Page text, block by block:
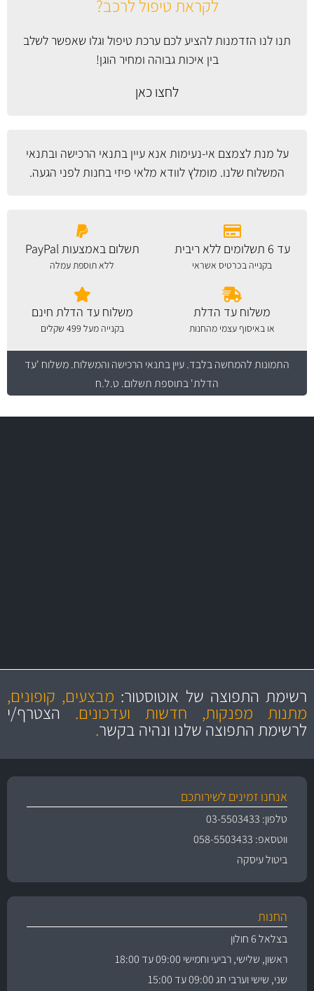
לקראת טיפול לרכב?
תנו לנו הזדמנות להציע לכם ערכת טיפול וגלו שאפשר לשלב
בין איכות גבוהה ומחיר הוגן!
לחצו כאן
על מנת לצמצם אי-נעימות אנא עייןבתנאי הרכישה ובתנאי
המשלוח שלנו. מומלץ לוודא מלאי פיזי בחנות לפני הגעה.
עד 6 תשלומים ללא ריבית
בקנייה בכרטיס אשראי
תשלום באמצעות PayPal
ללא תוספת עמלה
משלוח עד הדלת
או באיסוף עצמי מהחנות
משלוח עד הדלת חינם
בקנייה מעל 499 שקלים
התמונות להמחשה בלבד.עיין בתנאי הרכישה והמשלוח. משלוח 'עד
הדלת' בתוספת תשלום. ט.ל.ח
מקצועיות
ושירות מצויין
מחירים
הוגנים
והיצע מוצרים איכותירשימת התפוצה של אוטוסטור: מבצעים, קופונים,
מתנות מפנקות, חדשות ועדכונים.הצטרף/י
לרשימת התפוצה שלנו ונהיה בקשר.
אנחנו זמינים לשירותכם
טלפון: 03-5503433
ווטסאפ: 058-5503433
ביטול עיסקה
החנות
בצלאל 6 חולון
ראשון, שלישי, רביעי וחמישי 09:00 עד 18:00
שני, שישי וערבי חג 09:00 עד 15:00